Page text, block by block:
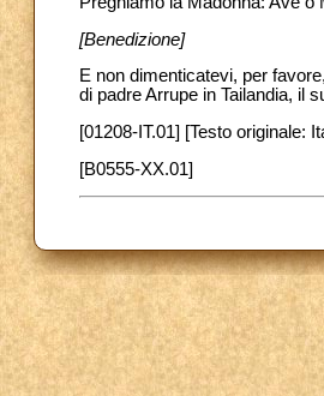
[Benedizione]
E non dimenticatevi, per
di padre Arrupe in Tailandia, il
[01208-IT.01] [Testo originale:
[B0555-XX.01]